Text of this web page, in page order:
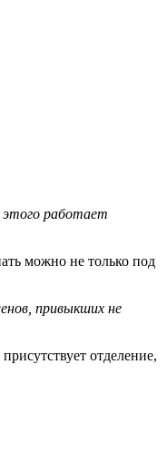
этого работает
можно не только под
привыкших не
отделение,